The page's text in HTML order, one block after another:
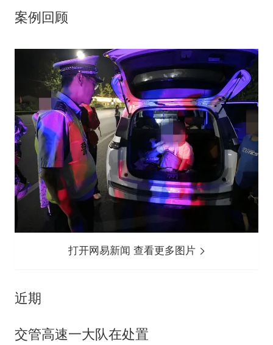
案例回顾
打开网易新闻 查看更多图片
近期
交管高速一大队在处置